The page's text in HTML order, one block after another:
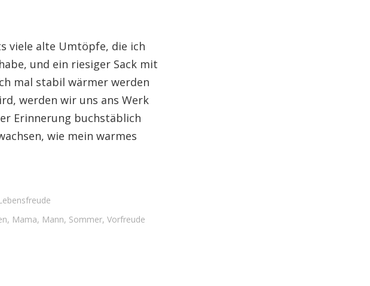
viele alte Umtöpfe, die ich
und ein riesiger Sack mit
mal stabil wärmer werden
werden wir uns ans Werk
Erinnerung buchstäblich
wie mein warmes
, Mama, Mann, Sommer, Vorfreude